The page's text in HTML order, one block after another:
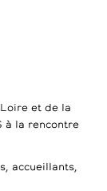
et de la
à la rencontre
accueillants,